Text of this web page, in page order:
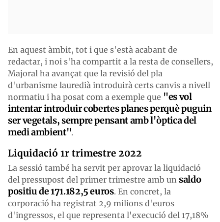
En aquest àmbit, tot i que s'està acabant de
redactar, i noi s'ha compartit a la resta de consellers,
Majoral ha avançat que la revisió del pla
d'urbanisme lauredià introduirà certs canvis a nivell
normatiu i ha posat com a exemple que "es vol
intentar introduir cobertes planes perquè puguin
ser vegetals, sempre pensant amb l'òptica del
medi ambient".
Liquidació 1r trimestre 2022
La sessió també ha servit per aprovar la liquidació
del pressupost del primer trimestre amb un saldo
positiu de 171.182,5 euros. En concret, la
corporació ha registrat 2,9 milions d'euros
d'ingressos, el que representa l'execució del 17,18%